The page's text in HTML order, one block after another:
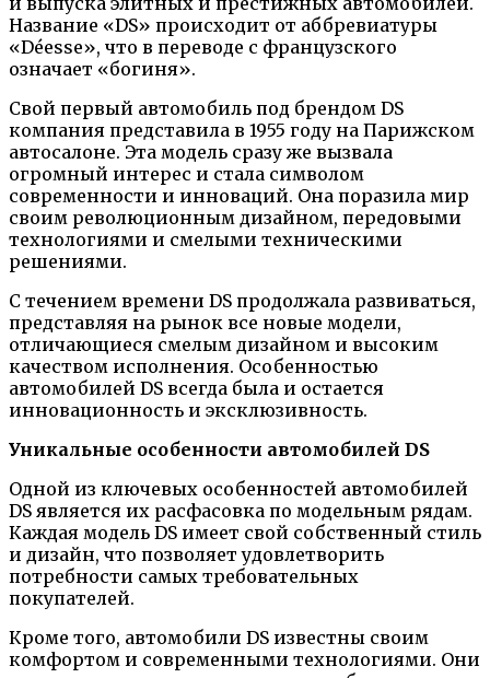
Название «DS» происходит от аббревиатуры
«Déesse», что в переводе с французского
означает «богиня».
Свой первый автомобиль под брендом DS
компания представила в 1955 году на Парижском
автосалоне. Эта модель сразу же вызвала
огромный интерес и стала символом
современности и инноваций. Она поразила мир
своим революционным дизайном, передовыми
технологиями и смелыми техническими
решениями.
С течением времени DS продолжала развиваться,
представляя на рынок все новые модели,
отличающиеся смелым дизайном и высоким
качеством исполнения. Особенностью
автомобилей DS всегда была и остается
инновационность и эксклюзивность.
Уникальные особенности автомобилей DS
Одной из ключевых особенностей автомобилей
DS является их расфасовка по модельным рядам.
Каждая модель DS имеет свой собственный стиль
и дизайн, что позволяет удовлетворить
потребности самых требовательных
покупателей.
Кроме того, автомобили DS известны своим
комфортом и современными технологиями. Они